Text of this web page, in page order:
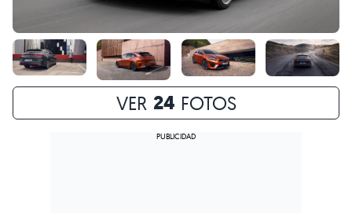
VER 24 FOTOS